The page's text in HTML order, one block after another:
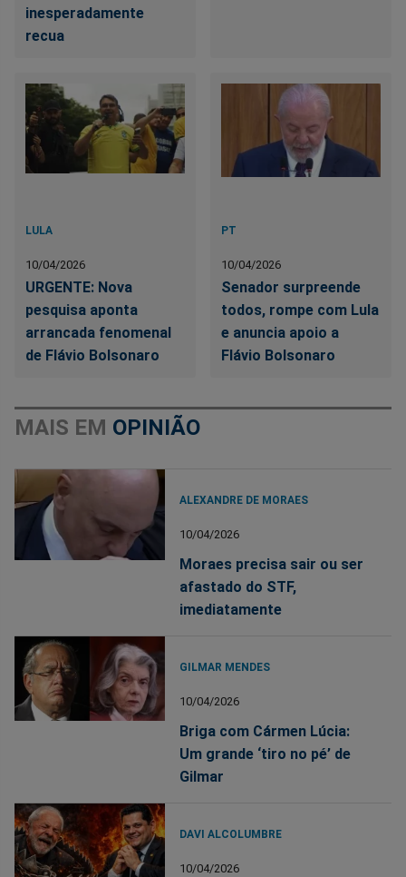
inesperadamente
recua
LULA
10/04/2026
URGENTE: Nova
pesquisa aponta
arrancada fenomenal
de Flávio Bolsonaro
PT
10/04/2026
Senador surpreende
todos, rompe com Lula
e anuncia apoio a
Flávio Bolsonaro
MAIS EM OPINIÃO
ALEXANDRE DE MORAES
10/04/2026
Moraes precisa sair ou ser
afastado do STF,
imediatamente
GILMAR MENDES
10/04/2026
Briga com Cármen Lúcia:
Um grande ‘tiro no pé’ de
Gilmar
DAVI ALCOLUMBRE
10/04/2026